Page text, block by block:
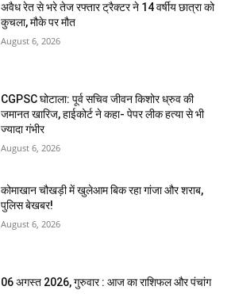
अवैध रेत से भरे तेज रफ्तार ट्रैक्टर ने 14 वर्षीय छात्रा को
कुचला, मौके पर मौत
August 6, 2026
CGPSC घोटाला: पूर्व सचिव जीवन किशोर ध्रुव की
जमानत खारिज, हाईकोर्ट ने कहा- पेपर लीक हत्या से भी
ज्यादा गंभीर
August 6, 2026
कोमाखान चौखड़ी में खुलेआम बिक रहा गांजा और शराब,
पुलिस बेखबर!
August 6, 2026
06 अगस्त 2026, गुरुवार : आज का राशिफल और पंचांग